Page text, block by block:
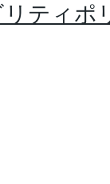
ティポ